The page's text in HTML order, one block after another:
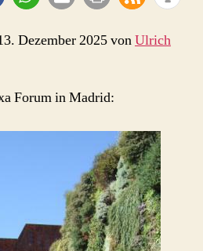
Dezember 2025 vonUlrich
Forum in Madrid: